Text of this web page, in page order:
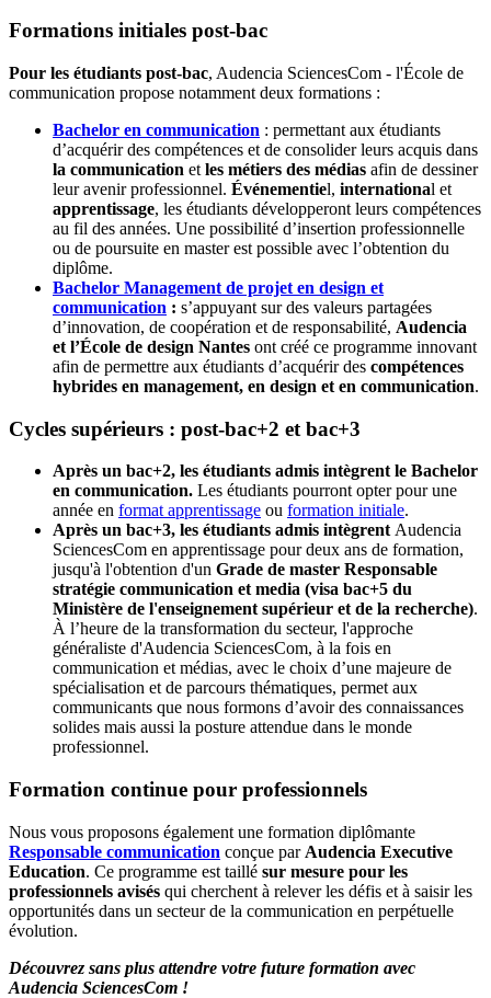
Formations initiales post-bac
Pour les étudiants post-bac, Audencia SciencesCom - l'École de
communication propose notamment deux formations :
Bachelor en communication : permettant aux étudiants
d’acquérir des compétences et de consolider leurs acquis dans
la communication et les métiers des médias afin de dessiner
leur avenir professionnel. Événementiel, international et
apprentissage, les étudiants développeront leurs compétences
au fil des années. Une possibilité d’insertion professionnelle
ou de poursuite en master est possible avec l’obtention du
diplôme.
Bachelor Management de projet en design et
communication : s’appuyant sur des valeurs partagées
d’innovation, de coopération et de responsabilité, Audencia
et l’École de design Nantes ont créé ce programme innovant
afin de permettre aux étudiants d’acquérir des compétences
hybrides en management, en design et en communication.
Cycles supérieurs : post-bac+2 et bac+3
Après un bac+2, les étudiants admis intègrent le Bachelor
en communication. Les étudiants pourront opter pour une
année en format apprentissage ou formation initiale.
Après un bac+3, les étudiants admis intègrentAudencia
SciencesCom en apprentissage pour deux ans de formation,
jusqu'à l'obtention d'un Grade de master Responsable
stratégie communication et media (visa bac+5 du
Ministère de l'enseignement supérieur et de la recherche).
À l’heure de la transformation du secteur, l'approche
généraliste d'Audencia SciencesCom, à la fois en
communication et médias, avec le choix d’une majeure de
spécialisation et de parcours thématiques, permet aux
communicants que nous formons d’avoir des connaissances
solides mais aussi la posture attendue dans le monde
professionnel.
Formation continue pour professionnels
Nous vous proposons également une formation diplômante
Responsable communication conçue par Audencia Executive
Education. Ce programme est taillé sur mesure pour les
professionnels avisés qui cherchent à relever les défis et à saisir les
opportunités dans un secteur de la communication en perpétuelle
évolution.
Découvrez sans plus attendre votre future formation avec
Audencia SciencesCom !